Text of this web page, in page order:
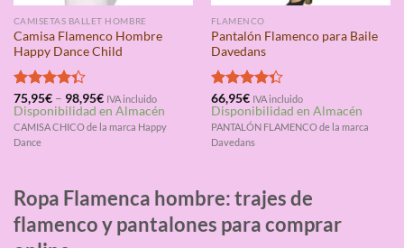
CAMISETAS BALLET HOMBRE
Camisa Flamenco Hombre
Happy Dance Child
Valorado
con4.33
de 5
75,95€– 98,95€ IVA incluido
Disponibilidad en Almacén
CAMISA CHICO de la marca Happy
Dance
FLAMENCO
Pantalón Flamenco para Baile
Davedans
Valorado
con4.33
de 5
66,95€ IVA incluido
Disponibilidad en Almacén
PANTALÓN FLAMENCO de la marca
Davedans
Ropa Flamenca hombre: trajes de
flamenco y pantalones para comprar